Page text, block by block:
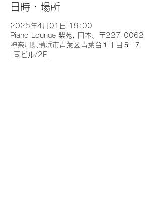
日時・場所
2025年4月01日 19:00
Piano Lounge 紫苑, 日本、〒227-0062
神奈川県横浜市青葉区青葉台１丁目５−７
｢司ビル/2F｣